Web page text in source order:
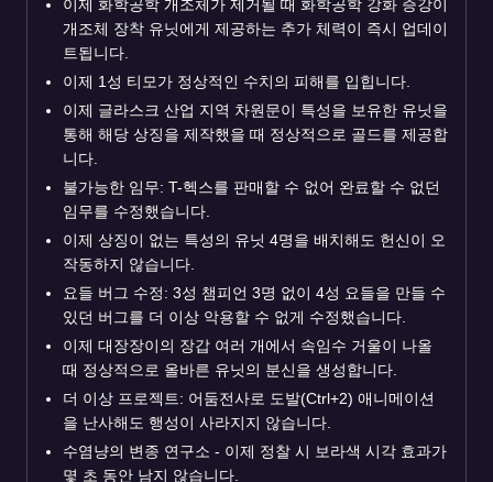
이제 화학공학 개조체가 제거될 때 화학공학 강화 증강이
개조체 장착 유닛에게 제공하는 추가 체력이 즉시 업데이
트됩니다.
이제 1성 티모가 정상적인 수치의 피해를 입힙니다.
이제 글라스크 산업 지역 차원문이 특성을 보유한 유닛을
통해 해당 상징을 제작했을 때 정상적으로 골드를 제공합
니다.
불가능한 임무: T-헥스를 판매할 수 없어 완료할 수 없던
임무를 수정했습니다.
이제 상징이 없는 특성의 유닛 4명을 배치해도 헌신이 오
작동하지 않습니다.
요들 버그 수정: 3성 챔피언 3명 없이 4성 요들을 만들 수
있던 버그를 더 이상 악용할 수 없게 수정했습니다.
이제 대장장이의 장갑 여러 개에서 속임수 거울이 나올
때 정상적으로 올바른 유닛의 분신을 생성합니다.
더 이상 프로젝트: 어둠전사로 도발(Ctrl+2) 애니메이션
을 난사해도 행성이 사라지지 않습니다.
수염냥의 변종 연구소 - 이제 정찰 시 보라색 시각 효과가
몇 초 동안 남지 않습니다.